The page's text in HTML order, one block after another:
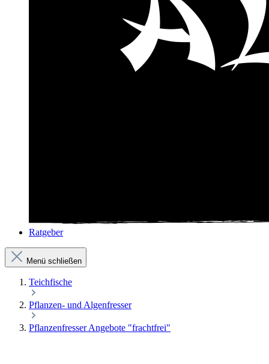
Ratgeber
Menü schließen
Teichfische
Pflanzen- und Algenfresser
Pflanzenfresser Angebote "frachtfrei"